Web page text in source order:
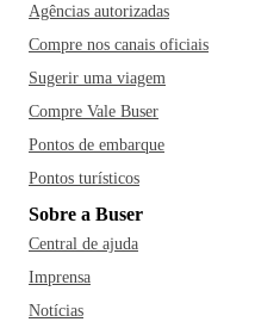
Agências autorizadas
Compre nos canais oficiais
Sugerir uma viagem
Compre Vale Buser
Pontos de embarque
Pontos turísticos
Sobre a Buser
Central de ajuda
Imprensa
Notícias